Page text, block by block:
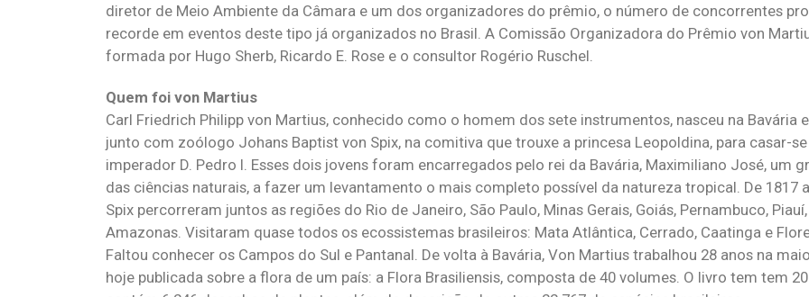
diretor de Meio Ambiente da Câmara e um dos organizadores do prêmio, o número de concorrentes
recorde em eventos deste tipo já organizados no Brasil. A Comissão Organizadora do Prêmio von
formada por Hugo Sherb, Ricardo E. Rose e o consultor Rogério Ruschel.
Quem foi von Martius
Carl Friedrich Philipp von Martius, conhecido como o homem dos sete instrumentos, nasceu na Bavária
junto com zoólogo Johans Baptist von Spix, na comitiva que trouxe a princesa Leopoldina, para casar-
imperador D. Pedro I. Esses dois jovens foram encarregados pelo rei da Bavária, Maximiliano José, um
das ciências naturais, a fazer um levantamento o mais completo possível da natureza tropical. De 1817
Spix percorreram juntos as regiões do Rio de Janeiro, São Paulo, Minas Gerais, Goiás, Pernambuco,
Amazonas. Visitaram quase todos os ecossistemas brasileiros: Mata Atlântica, Cerrado, Caatinga e
Faltou conhecer os Campos do Sul e Pantanal. De volta à Bavária, Von Martius trabalhou 28 anos na
hoje publicada sobre a flora de um país: a Flora Brasiliensis, composta de 40 volumes. O livro tem tem